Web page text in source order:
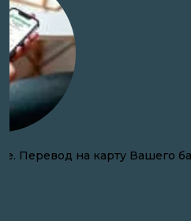
Закупаем волосы онлайн по